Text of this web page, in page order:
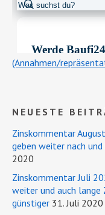
(Annahmen/
NEUESTE
Zinskommentar
geben weiter nach
2020
Zinskommentar Juli
weiter und auch lange
günstiger 31. Juli 2020